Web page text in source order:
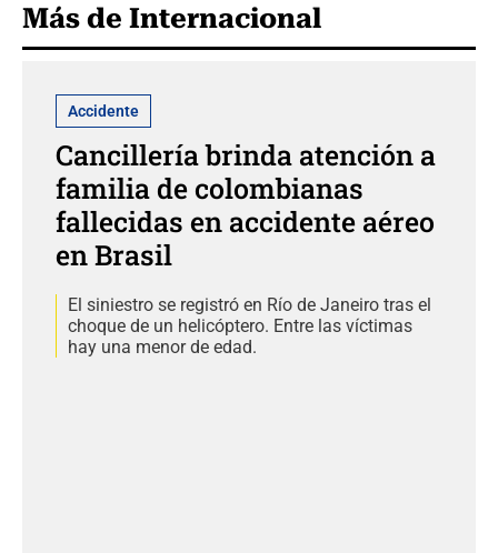
Más de Internacional
Accidente
Cancillería brinda atención a
familia de colombianas
fallecidas en accidente aéreo
en Brasil
El siniestro se registró en Río de Janeiro tras el
choque de un helicóptero. Entre las víctimas
hay una menor de edad.